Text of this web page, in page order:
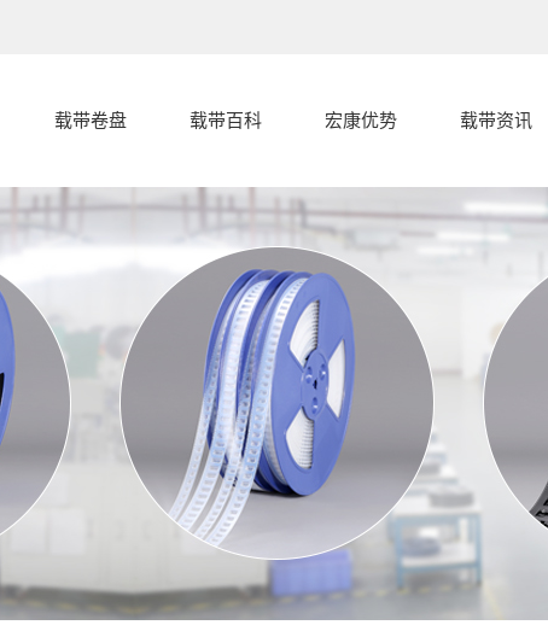
载带卷盘 载带百科
载带封合开裂
的几种常见形
式分析
载带编带过程
中的卡带和跳
料的原因
载带封合开裂
分析
载带的产品分
类
宏康载带有什
么特点，和盖
带有什么区别
宏康优势
宏康优势
载带资讯
公司新闻
技术知识